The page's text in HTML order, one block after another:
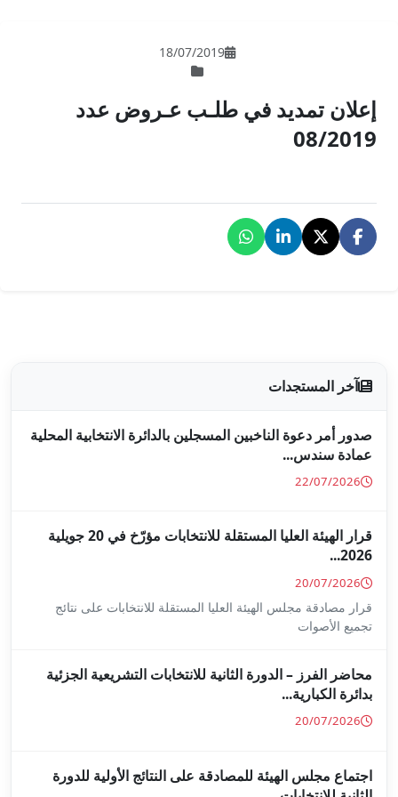
عـروض عدد
بالدائرة الانتخابية المحلية
قرار الهيئة العليا المستقلة للانتخابات مؤرّخ في 20 جويلية
المستقلة للانتخابات على نتائج
للانتخابات التشريعية الجزئية
على النتائج الأولية للدورة